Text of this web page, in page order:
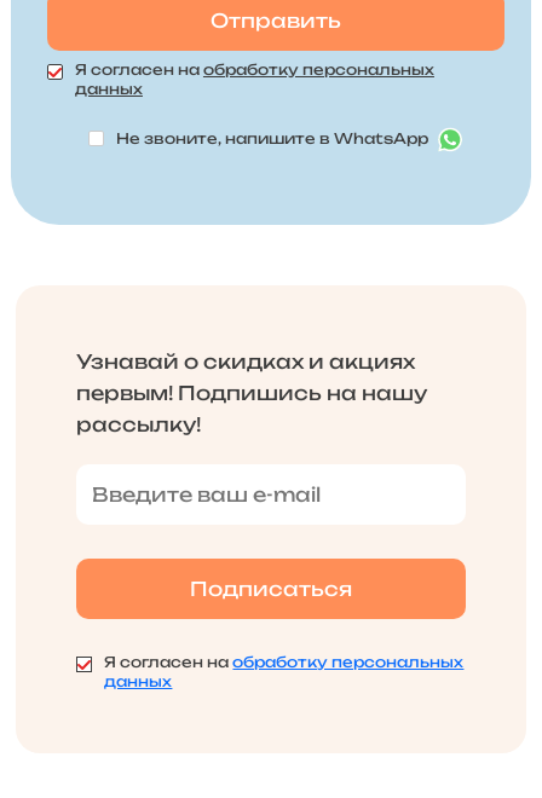
Я согласен на обработку персональных
данных
Не звоните, напишите в WhatsApp
Узнавай о скидках и акциях
первым! Подпишись на нашу
рассылку!
Я согласен наобработку персональных
данных